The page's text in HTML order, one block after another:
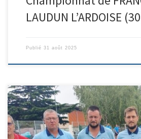
LAUDUN L’ARDOISE
Publié 31 août 2025